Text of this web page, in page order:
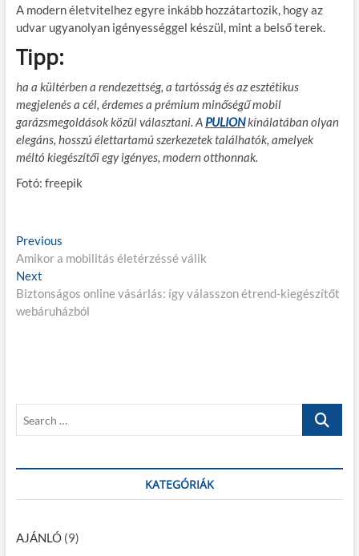
A modern életvitelhez egyre inkább hozzátartozik, hogy az
udvar ugyanolyan igényességgel készül, mint a belső terek.
Tipp:
ha a kültérben a rendezettség, a tartósság és az esztétikus
megjelenés a cél, érdemes a prémium minőségű mobil
garázsmegoldások közül választani. A PULIONkínálatában olyan
elegáns, hosszú élettartamú szerkezetek találhatók, amelyek
méltó kiegészítői egy igényes, modern otthonnak.
Fotó: freepik
B
e
j
e
z
é
n
a
v
Previous
r
v
i
t
Amikor a mobilitás életérzéssé válik
Next
e
x
:
Biztonságos online vásárlás: így válasszon étrend-kiegészítőt
webáruházból
r
h
KATEGÓRIÁK
AJÁNLÓ(9)